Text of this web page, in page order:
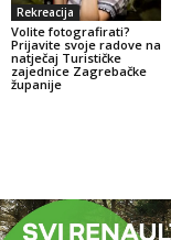
Rekreacija
Volite fotografirati?
Prijavite svoje radove na
natječaj Turističke
zajednice Zagrebačke
županije